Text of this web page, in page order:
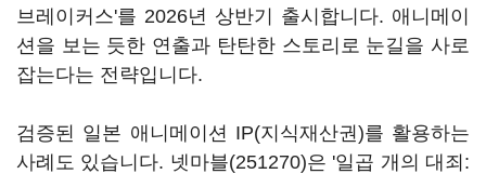
브레이커스'를 2026년 상반기 출시합니다. 애니메이
션을 보는 듯한 연출과 탄탄한 스토리로 눈길을 사로
잡는다는 전략입니다.
검증된 일본 애니메이션 IP(지식재산권)를 활용하는
사례도 있습니다. 넷마블(251270)은 '일곱 개의 대죄: